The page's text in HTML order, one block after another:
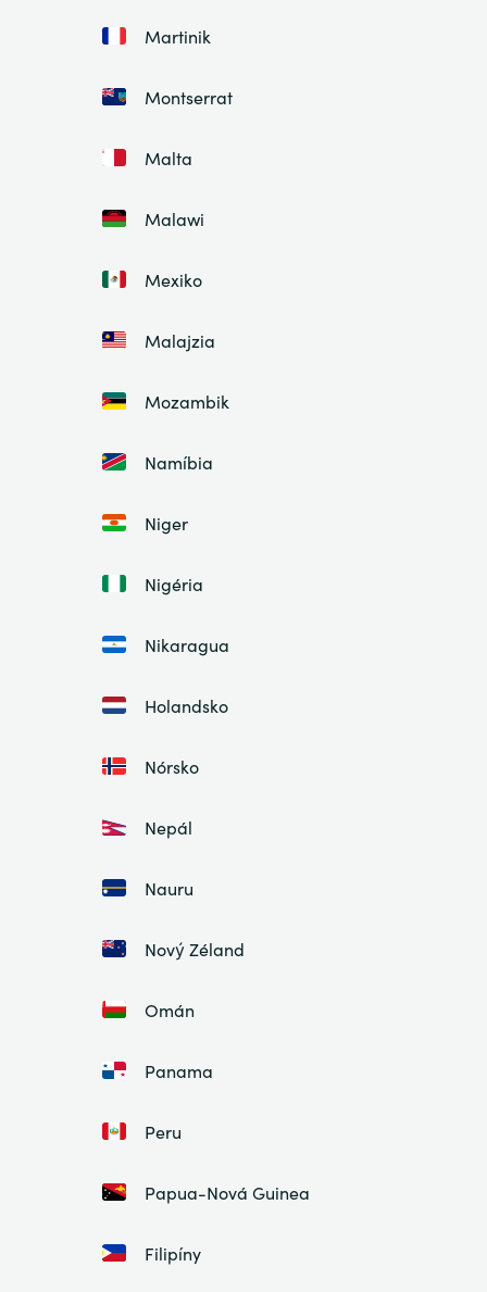
Martinik
Montserrat
Malta
Malawi
Mexiko
Malajzia
Mozambik
Namíbia
Niger
Nigéria
Nikaragua
Holandsko
Nórsko
Nepál
Nauru
Nový Zéland
Omán
Panama
Peru
Papua-Nová Guinea
Filipíny